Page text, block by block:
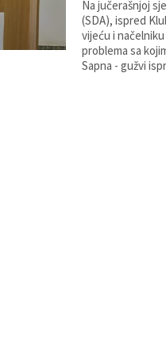
Na jučerašnjoj
(SDA), ispred
vijeću i
problema sa
Sapna - gužvi